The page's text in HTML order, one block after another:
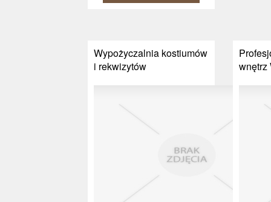
Wypożyczalnia kostiumów
i rekwizytów
wnętrz